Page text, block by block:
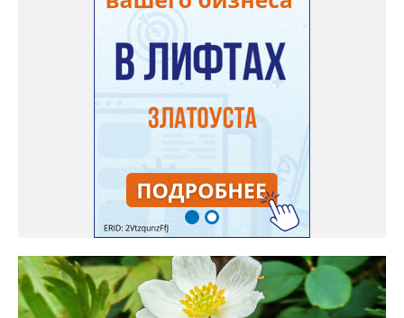
Только она хорошо зимует без укрытия. Всхожесть оказалась
на удивление хорошей: из пяти семян из каждой пачки четыре
взошли даже без стратификации. После покупки (по весне)
садовод советует сразу убрать семена в холодильник на два
месяца, а место посадки - мульчировать мелкой корой. Семена
самосевом в ней отлично прорастают. Если иногда срезать
сухие цветы и стряхивать семена вокруг куртины, лаванда
весной прорастет сама. Ещё один секрет – этот символ
Прованса не любит «вкусную» почву. Добавляйте в посадочную
яму гравий и песок – требуется хороший дренаж. В первый год
Екатерина рекомендует цветы убирать, чтобы силы куста
пошли на наращивание корневой системы. А со второго года
пусть лаванда цветёт во всю силу! Фото: Екатерина Бойко,
специально для «Златоуст.инфо». Обсуждение новости здесь
ВКОНТАКТЕ https://vk.com/newszlatoust74